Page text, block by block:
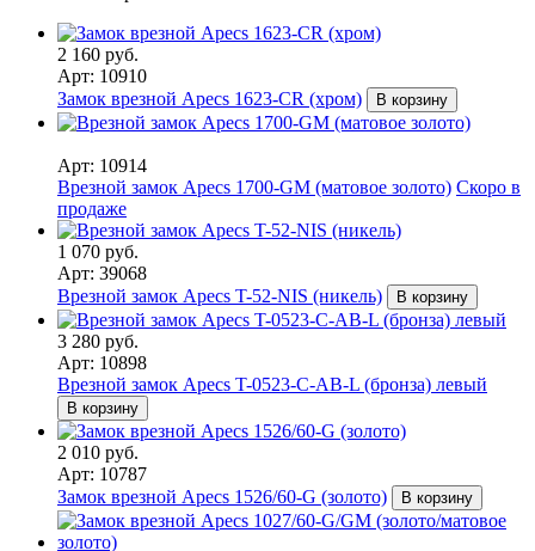
2 160 руб.
Арт: 10910
Замок врезной Apecs 1623-CR (хром)
В корзину
Арт: 10914
Врезной замок Apecs 1700-GM (матовое золото) Скоро в
продаже
1 070 руб.
Арт: 39068
Врезной замок Apecs T-52-NIS (никель)
В корзину
3 280 руб.
Арт: 10898
Врезной замок Apecs T-0523-C-AB-L (бронза) левый
В корзину
2 010 руб.
Арт: 10787
Замок врезной Apecs 1526/60-G (золото)
В корзину